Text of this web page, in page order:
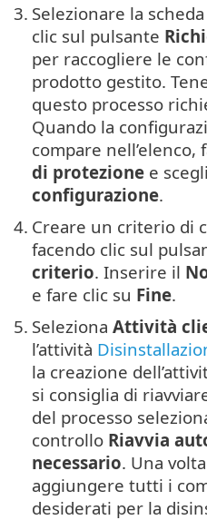
3. Selezionare la scheda
clic sul pulsante
per raccogliere le
prodotto gestito.
questo processo
Quando la
compare nell’elenco,
di protezione e
configurazione.
4. Creare un criterio di
facendo clic sul
criterio. Inserire il
e fare clic su Fine.
5. Seleziona Attività
l’attività
la creazione
si consiglia di
del processo
controllo Riavvia
necessario. Una
aggiungere tutti i
desiderati per la